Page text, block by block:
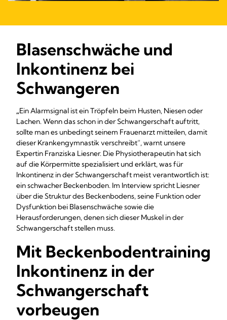
Blasenschwäche und
Inkontinenz bei
Schwangeren
„Ein Alarmsignal ist ein Tröpfeln beim Husten, Niesen oder
Lachen. Wenn das schon in der Schwangerschaft auftritt,
sollte man es unbedingt seinem Frauenarzt mitteilen, damit
dieser Krankengymnastik verschreibt“, warnt unsere
Expertin Franziska Liesner. Die Physiotherapeutin hat sich
auf die Körpermitte spezialisiert und erklärt, was für
Inkontinenz in der Schwangerschaft meist verantwortlich ist:
ein schwacher Beckenboden. Im Interview spricht Liesner
über die Struktur des Beckenbodens, seine Funktion oder
Dysfunktion bei Blasenschwäche sowie die
Herausforderungen, denen sich dieser Muskel in der
Schwangerschaft stellen muss.
Mit Beckenbodentraining
Inkontinenz in der
Schwangerschaft
vorbeugen